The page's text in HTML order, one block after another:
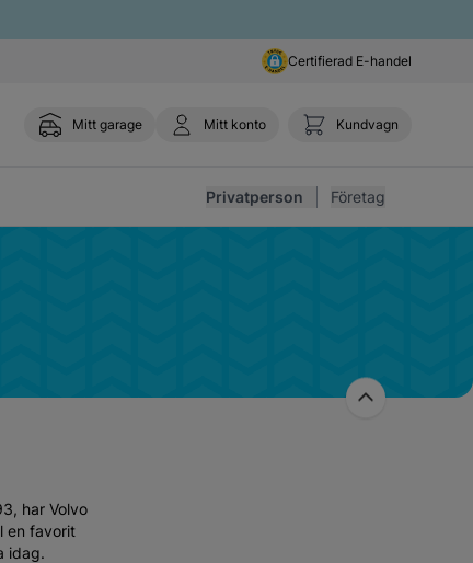
Certifierad E-handel
Mitt garage Mitt konto Kundvagn
Privatperson Företag
har Volvo
en favorit
idag.